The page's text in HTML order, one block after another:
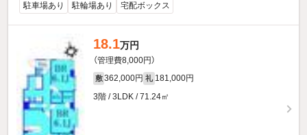
駐車場あり 駐輪場あり 宅配ボックス
18.1万円
（管理費8,000円）
敷 362,000円 礼 181,000円
3階 / 3LDK / 71.24㎡